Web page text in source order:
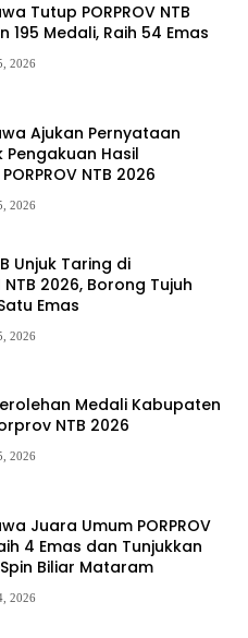
Tutup PORPROV NTB
195 Medali, Raih 54 Emas
2026
Ajukan Pernyataan
Pengakuan Hasil
NTB 2026
2026
Unjuk Taring di
NTB 2026, Borong Tujuh
Emas
2026
Medali Kabupaten
NTB 2026
2026
Juara Umum PORPROV
4 Emas dan Tunjukkan
Biliar Mataram
2026